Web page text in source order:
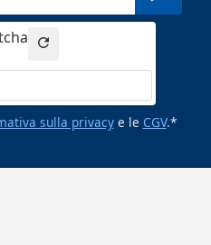
sulla privacye le CGV.*